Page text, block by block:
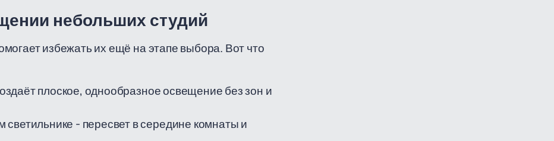
небольших студий
избежать их ещё на этапе выбора. Вот что
плоское, однообразное освещение без зон и
- пересвет в середине комнаты и